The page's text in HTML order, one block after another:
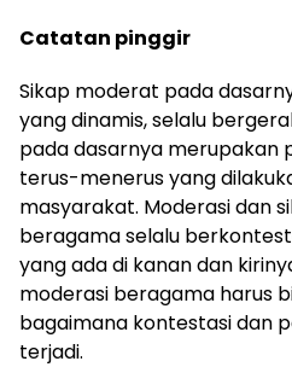
Catatan pinggir
Sikap moderat pada
yang dinamis, selalu
pada dasarnya merupakan
terus-menerus yang
masyarakat. Moderasi dan
beragama selalu
yang ada di kanan dan
moderasi beragama harus
bagaimana kontestasi dan
terjadi.